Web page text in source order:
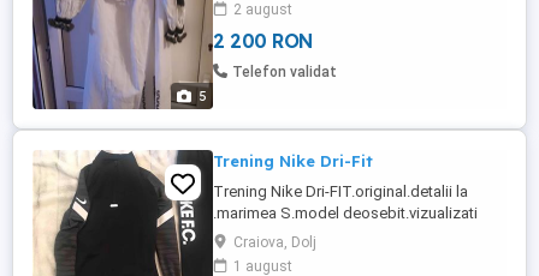
5
2 august
2 200 RON
Telefon validat
Trening Nike Dri-Fit
Trening Nike Dri-FIT.original.detalii la
.marimea S.model deosebit.vizualizati
anunțurile mele unde se găsesc sute de
produse originale su deosebite.
Craiova, Dolj
1 august